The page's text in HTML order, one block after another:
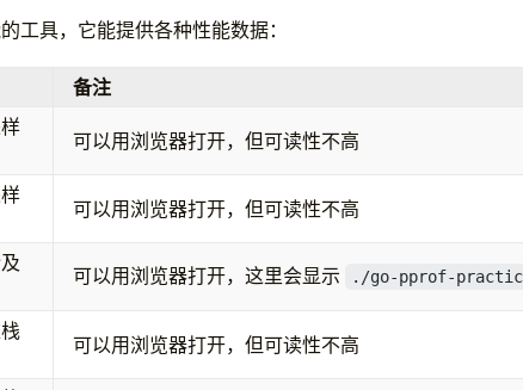
工具，它能提供各种性能数据：
备注
可以用浏览器打开，但可读性不高
可以用浏览器打开，但可读性不高
可以用浏览器打开，这里会显示 ./go-pprof-
可以用浏览器打开，但可读性不高